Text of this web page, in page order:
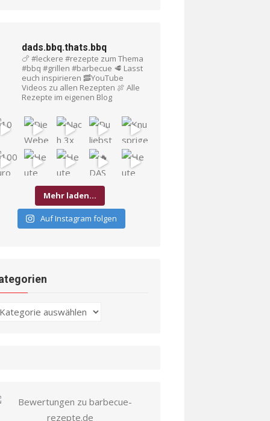
dads.bbq.thats.bbq
🍗 #leckere #rezepte zum Thema
#bbq #grillen #barbecue 🥩 Lasst
euch inspirieren 🥓YouTube
Videos zu allen Rezepten 🍖 Alle
Rezepte im eigenen Blog
Mehr laden…
Auf Instagram folgen